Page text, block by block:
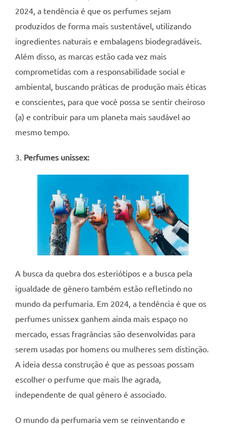
2024, a tendência é que os perfumes sejam
produzidos de forma mais sustentável, utilizando
ingredientes naturais e embalagens biodegradáveis.
Além disso, as marcas estão cada vez mais
comprometidas com a responsabilidade social e
ambiental, buscando práticas de produção mais éticas
e conscientes, para que você possa se sentir cheiroso
(a) e contribuir para um planeta mais saudável ao
mesmo tempo.
3. Perfumes unissex:
A busca da quebra dos esteriótipos e a busca pela
igualdade de gênero também estão refletindo no
mundo da perfumaria. Em 2024, a tendência é que os
perfumes unissex ganhem ainda mais espaço no
mercado, essas fragrâncias são desenvolvidas para
serem usadas por homens ou mulheres sem distinção.
A ideia dessa construção é que as pessoas possam
escolher o perfume que mais lhe agrada,
independente de qual gênero é associado.
O mundo da perfumaria vem se reinventando e